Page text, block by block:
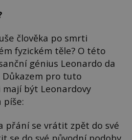
člověka po smrti
fyzickém těle? O této
génius Leonardo da
pro tuto
být Leonardovy
píše:
přání se vrátit zpět do své